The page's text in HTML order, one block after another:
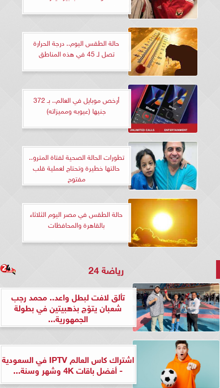
حالة الطقس اليوم.. درجة الحرارة
تصل لـ 45 في هذه المناطق
أرخص موبايل في العالم.. بـ 372
جنيها (عيوبه ومميزاته)
تطورات الحالة الصحية لفتاة المترو..
حالتها خطيرة وتحتاج لعملية قلب
مفتوح
حالة الطقس في مصر اليوم الثلاثاء
بالقاهرة والمحافظات
رياضة 24
تألق لافت لبطل واعد.. محمد رجب
شعبان يتوّج بذهبيتين في بطولة
الجمهورية...
اشتراك كاس العالم IPTV في السعودية
- أفضل باقات 4K وشهر وسنة...